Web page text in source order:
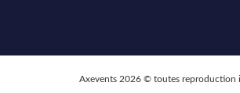
Axevents 2026 © toutes reproduction